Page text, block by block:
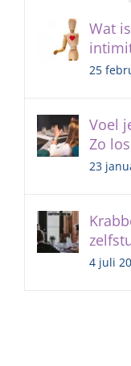
Wat
25
Voel
Zo
23
4 juli